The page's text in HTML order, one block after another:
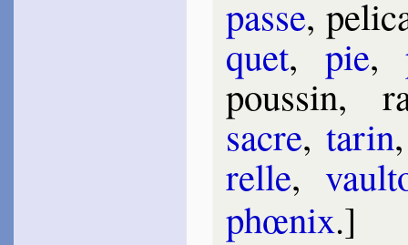
passe,
quet, pie,
pous­sin,
sacre, ta­rin
relle,
phœ­nix.]